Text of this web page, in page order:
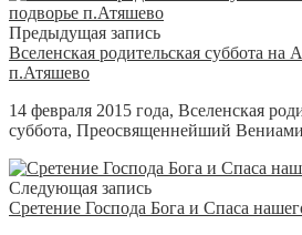
Предыдущая запись
Вселенская родительская суббота на
п.Атяшево
14 февраля 2015 года, Вселенская
суббота, Преосвященнейший
Следующая запись
Сретение Господа Бога и Спаса